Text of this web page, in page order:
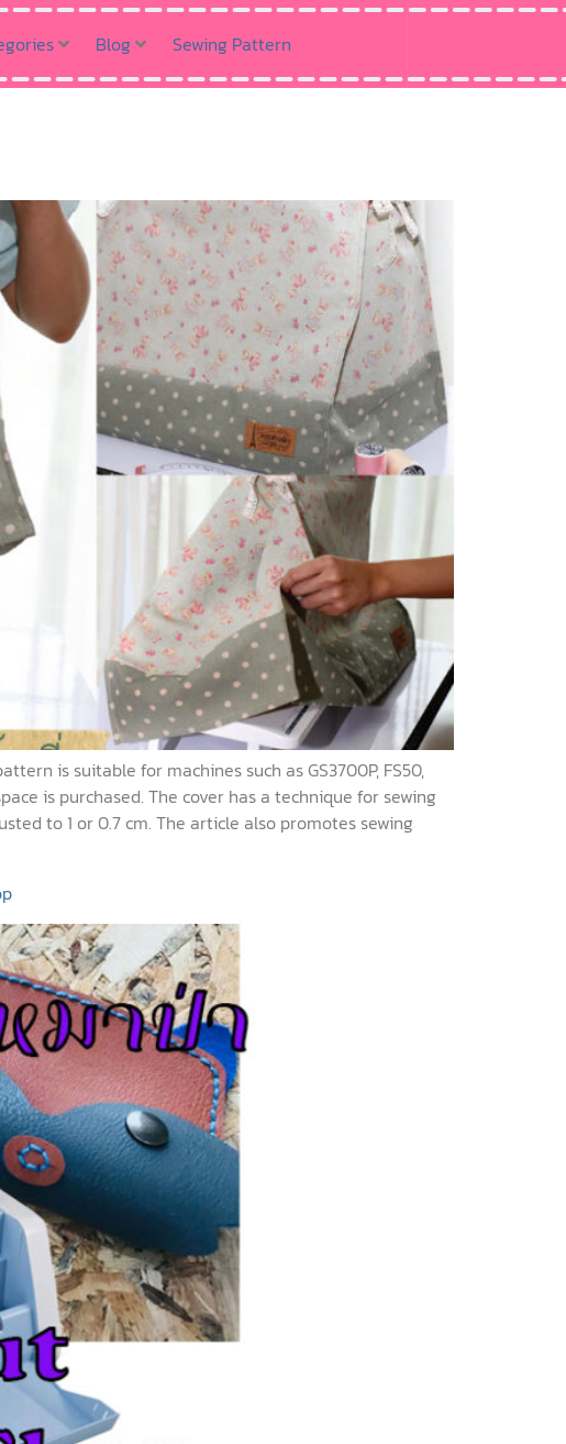
Blog Sewing Pattern
is suitable for machines such as GS3700P, FS50,
is purchased. The cover has a technique for sewing
to 1 or 0.7 cm. The article also promotes sewing